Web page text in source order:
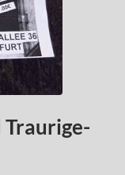
Traurige-